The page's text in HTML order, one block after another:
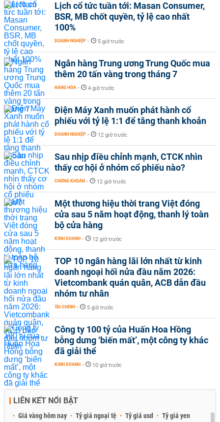
Lịch cổ tức tuần tới: Masan Consumer,
BSR, MB chốt quyền, tỷ lệ cao nhất
100%
DOANH NGHIỆP - 5 giờ trước
Ngân hàng Trung ương Trung Quốc mua
thêm 20 tấn vàng trong tháng 7
HÀNG HÓA - 4 giờ trước
Điện Máy Xanh muốn phát hành cổ
phiếu với tỷ lệ 1:1 để tăng thanh khoản
DOANH NGHIỆP - 12 giờ trước
Sau nhịp điều chỉnh mạnh, CTCK nhìn
thấy cơ hội ở nhóm cổ phiếu nào?
CHỨNG KHOÁN - 12 giờ trước
Một thương hiệu thời trang Việt đóng
cửa sau 5 năm hoạt động, thanh lý toàn
bộ cửa hàng
KINH DOANH - 12 giờ trước
TOP 10 ngân hàng lãi lớn nhất từ kinh
doanh ngoại hối nửa đầu năm 2026:
Vietcombank quán quân, ACB dẫn đầu
nhóm tư nhân
TÀI CHÍNH - 5 giờ trước
Công ty 100 tỷ của Huấn Hoa Hồng
bỗng dưng ‘biến mất’, một công ty khác
đã giải thể
KINH DOANH - 10 giờ trước
LIÊN KẾT NỔI BẬT
Giá vàng hôm nay Tỷ giá ngoại tệ Tỷ giá usd Tỷ giá yen